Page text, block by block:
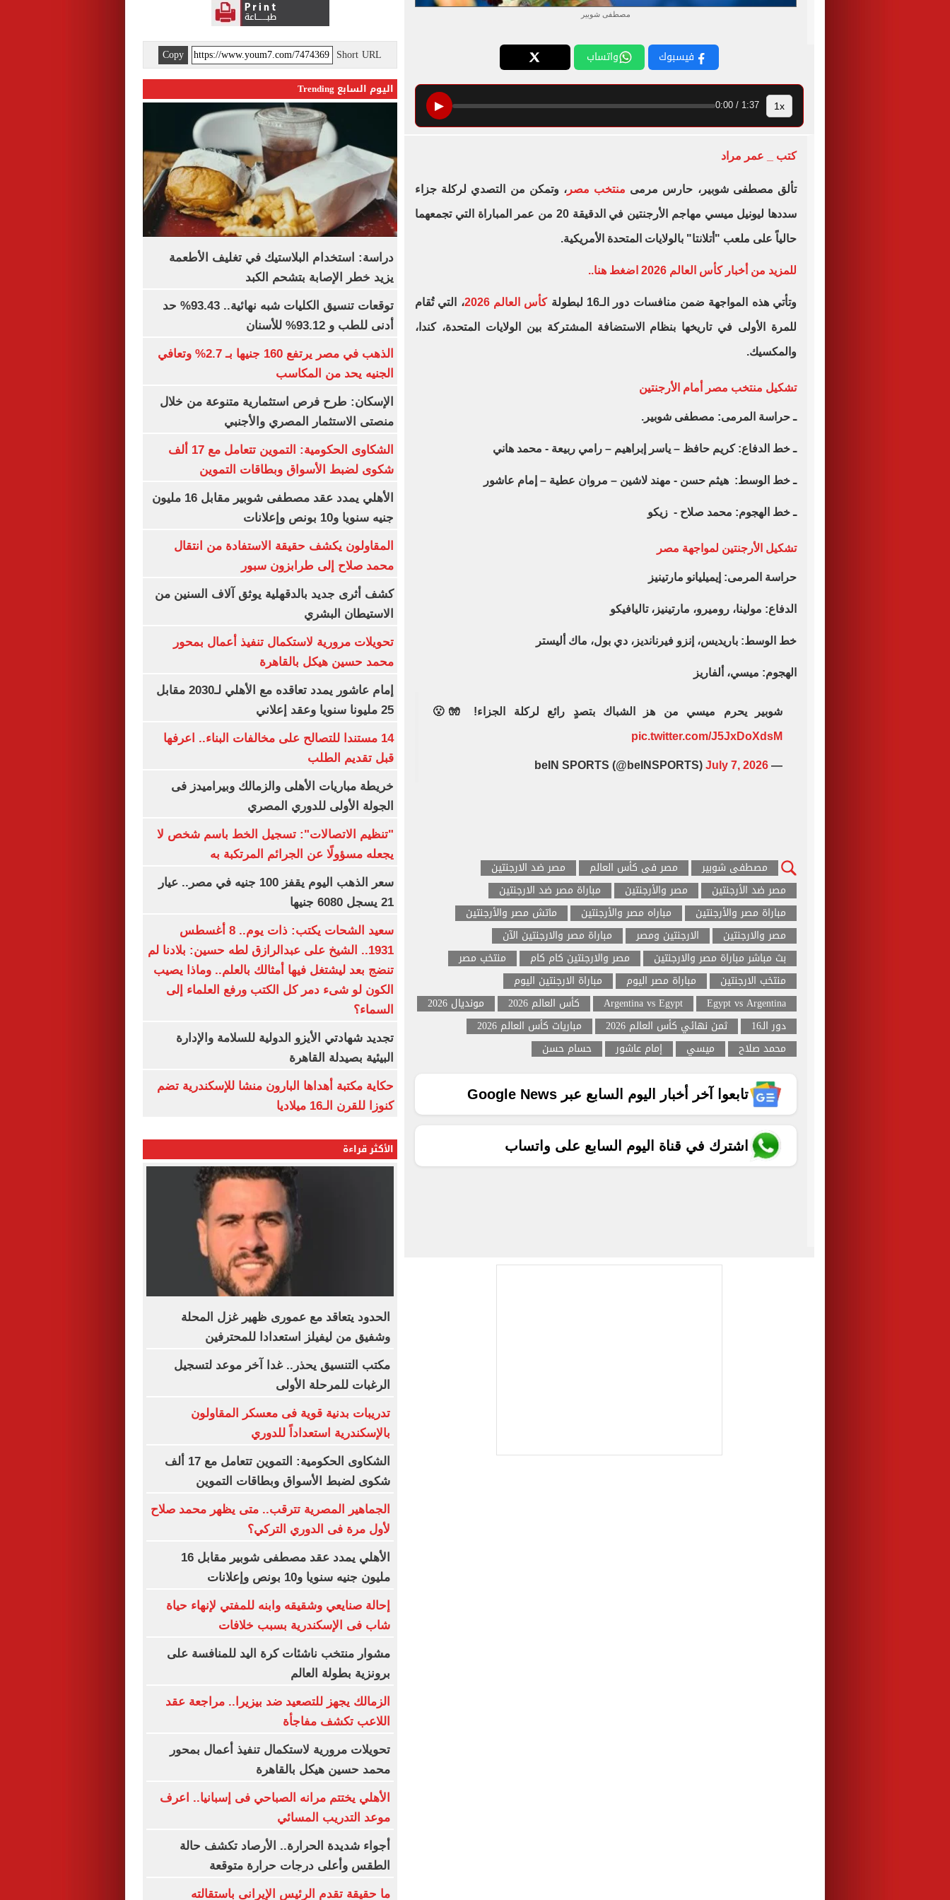
مصطفى شوبير
فيسبوك واتساب
▶ 1:37 / 0:00 1x
كتب _ عمر مراد
تألق مصطفى شوبير، حارس مرمى منتخب مصر، وتمكن من التصدي لركلة جزاء
سددها ليونيل ميسي مهاجم الأرجنتين في الدقيقة 20 من عمر المباراة التي تجمعهما
حالياً على ملعب "أتلانتا" بالولايات المتحدة الأمريكية.
للمزيد من أخبار كأس العالم 2026 اضغط هنا..
وتأتي هذه المواجهة ضمن منافسات دور الـ16 لبطولة كأس العالم 2026 ، التي تُقام
للمرة الأولى في تاريخها بنظام الاستضافة المشتركة بين الولايات المتحدة، كندا،
والمكسيك.
تشكيل منتخب مصر أمام الأرجنتين
ـ حراسة المرمى: مصطفى شوبير.
ـ خط الدفاع: كريم حافظ – ياسر إبراهيم – رامي ربيعة - محمد هاني
ـ خط الوسط: هيثم حسن - مهند لاشين – مروان عطية – إمام عاشور
ـ خط الهجوم: محمد صلاح - زيكو
تشكيل الأرجنتين لمواجهة مصر
حراسة المرمى: إيميليانو مارتينيز
الدفاع: مولينا، روميرو، مارتينيز، تاليافيكو
خط الوسط: باريديس، إنزو فيرنانديز، دي بول، ماك أليستر
الهجوم: ميسي، ألفاريز
شوبير يحرم ميسي من هز الشباك بتصدٍ رائع لركلة الجزاء! 🧤😮
pic.twitter.com/J5JxDoXdsM
— beIN SPORTS (@beINSPORTS)
July 7, 2026
مصطفى شوبير مصر فى كأس العالم
مصر ضد الارجنتين
مصر ضد الأرجنتين
مصر والأرجنتين
مباراة مصر ضد الارجنتين
مباراة مصر والأرجنتين
مباراه مصر والأرجنتين
ماتش مصر والأرجنتين
مصر والارجنتين
الارجنتين ومصر
مباراة مصر والارجنتين الآن
بث مباشر مباراة مصر والارجنتين
مصر والارجنتين كام كام
منتخب مصر
منتخب الارجنتين
مباراة مصر اليوم
مباراة الارجنتين اليوم
Egypt vs Argentina
Argentina vs Egypt كأس العالم 2026
مونديال 2026
دور الـ16
ثمن نهائي كأس العالم 2026
مباريات كأس العالم 2026
محمد صلاح
ميسي إمام عاشور حسام حسن
تابعوا آخر أخبار اليوم السابع عبر Google News
اشترك في قناة اليوم السابع على واتساب
Short URL
Copy
اليوم السابع Trending
دراسة: استخدام البلاستيك في تغليف الأطعمة
يزيد خطر الإصابة بتشحم الكبد
توقعات تنسيق الكليات شبه نهائية.. 93.43% حد
أدنى للطب و 93.12% للأسنان
الذهب في مصر يرتفع 160 جنيها بـ 2.7% وتعافي
الجنيه يحد من المكاسب
الإسكان: طرح فرص استثمارية متنوعة من خلال
منصتى الاستثمار المصري والأجنبي
الشكاوى الحكومية: التموين تتعامل مع 17 ألف
شكوى لضبط الأسواق وبطاقات التموين
الأهلي يمدد عقد مصطفى شوبير مقابل 16 مليون
جنيه سنويا و10 بونص وإعلانات
المقاولون يكشف حقيقة الاستفادة من انتقال
محمد صلاح إلى طرابزون سبور
كشف أثرى جديد بالدقهلية يوثق آلاف السنين من
الاستيطان البشري
تحويلات مرورية لاستكمال تنفيذ أعمال بمحور
محمد حسين هيكل بالقاهرة
إمام عاشور يمدد تعاقده مع الأهلي لـ2030 مقابل
25 مليونا سنويا وعقد إعلاني
14 مستندا للتصالح على مخالفات البناء.. اعرفها
قبل تقديم الطلب
خريطة مباريات الأهلى والزمالك وبيراميدز فى
الجولة الأولى للدوري المصري
"تنظيم الاتصالات": تسجيل الخط باسم شخص لا
يجعله مسؤولًا عن الجرائم المرتكبة به
سعر الذهب اليوم يقفز 100 جنيه في مصر.. عيار
21 يسجل 6080 جنيها
سعيد الشحات يكتب: ذات يوم.. 8 أغسطس
1931.. الشيخ على عبدالرازق لطه حسين: بلادنا لم
تنضج بعد ليشتغل فيها أمثالك بالعلم.. وماذا يصيب
الكون لو شىء دمر كل الكتب ورفع العلماء إلى
السماء؟
تجديد شهادتي الأيزو الدولية للسلامة والإدارة
البيئية بصيدلة القاهرة
حكاية مكتبة أهداها البارون منشا للإسكندرية تضم
كنوزا للقرن الـ16 ميلاديا
الأكثر قراءة
الحدود يتعاقد مع عمورى ظهير غزل المحلة
وشفيق من ليفيلز استعدادا للمحترفين
مكتب التنسيق يحذر.. غدا آخر موعد لتسجيل
الرغبات للمرحلة الأولى
تدريبات بدنية قوية فى معسكر المقاولون
بالإسكندرية استعداداً للدوري
الشكاوى الحكومية: التموين تتعامل مع 17 ألف
شكوى لضبط الأسواق وبطاقات التموين
الجماهير المصرية تترقب.. متى يظهر محمد صلاح
لأول مرة فى الدوري التركي؟
الأهلي يمدد عقد مصطفى شوبير مقابل 16
مليون جنيه سنويا و10 بونص وإعلانات
إحالة صنايعي وشقيقه وابنه للمفتي لإنهاء حياة
شاب فى الإسكندرية بسبب خلافات
مشوار منتخب ناشئات كرة اليد للمنافسة على
برونزية بطولة العالم
الزمالك يجهز للتصعيد ضد بيزيرا.. مراجعة عقد
اللاعب تكشف مفاجأة
تحويلات مرورية لاستكمال تنفيذ أعمال بمحور
محمد حسين هيكل بالقاهرة
الأهلي يختتم مرانه الصباحي فى إسبانيا.. اعرف
موعد التدريب المسائي
أجواء شديدة الحرارة.. الأرصاد تكشف حالة
الطقس وأعلى درجات حرارة متوقعة
ما حقيقة تقدم الرئيس الإيرانى باستقالته